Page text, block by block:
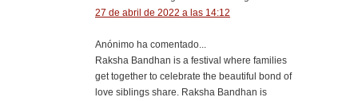
27 de abril de 2022 a las 14:12
Anónimo ha comentado...
Raksha Bandhan is a festival where families
get together to celebrate the beautiful bond of
love siblings share. Raksha Bandhan is